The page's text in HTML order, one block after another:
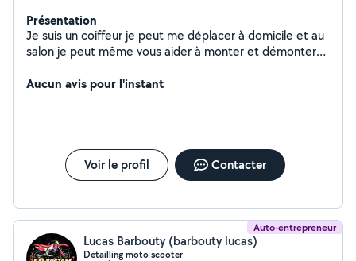
Présentation
Je suis un coiffeur je peut me déplacer à domicile et au
salon je peut même vous aider à monter et démonter
Aucun avis pour l'instant
Voir le profil Contacter
Auto-entrepreneur
Lucas Barbouty (barbouty lucas)
Detailling moto scooter